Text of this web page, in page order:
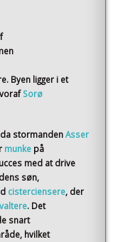
Byen ligger i et
Sorø
stormandenAsser
munke på
med at drive
søn,
cisterciensere, der
. Det
snart
hvilket